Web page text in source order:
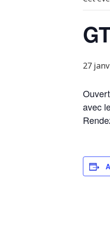
27
avec